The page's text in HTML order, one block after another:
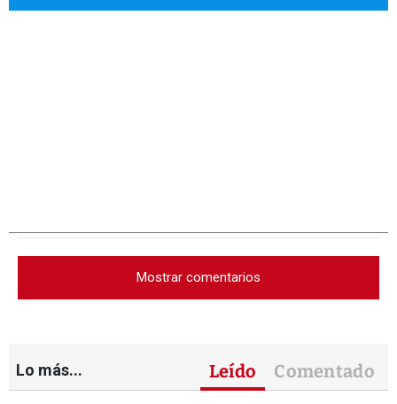
Mostrar comentarios
Lo más... Leído Comentado